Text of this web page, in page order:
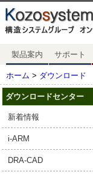
製品案内 サポート
ホーム > ダウンロード
ダウンロードセンター
新着情報
i-ARM
DRA-CAD